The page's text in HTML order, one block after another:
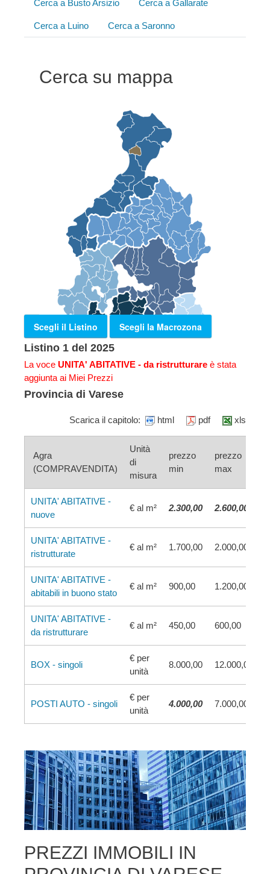
Cerca a Busto Arsizio Cerca a Gallarate
Cerca a Luino Cerca a Saronno
Cerca su mappa
Scegli il Listino
Scegli la Macrozona
Listino 1 del 2025
La voce UNITA' ABITATIVE - da ristrutturare è stata
aggiunta ai Miei Prezzi
Provincia di Varese
Scarica il capitolo: html pdf xls
Agra
(COMPRAVENDITA)
Unità
di
misura
prezzo
min
prezzo
max
UNITA' ABITATIVE -
nuove
€ al m² 2.300,00 2.600,00
UNITA' ABITATIVE -
ristrutturate
€ al m² 1.700,00 2.000,00
UNITA' ABITATIVE -
abitabili in buono stato
€ al m² 900,00 1.200,00
UNITA' ABITATIVE -
da ristrutturare
€ al m² 450,00 600,00
BOX - singoli
€ per
unità
8.000,00 12.000,00
POSTI AUTO - singoli
€ per
unità
4.000,00 7.000,00
PREZZI IMMOBILI IN